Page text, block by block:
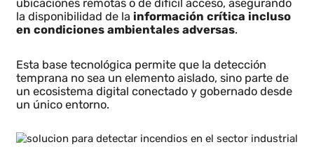
plataforma de digitalización.
ubicaciones remotas o de difícil acceso, asegurando
la disponibilidad de lainformación crítica incluso
en condiciones ambientales adversas.
temprana no sea un elemento aislado, sino parte de